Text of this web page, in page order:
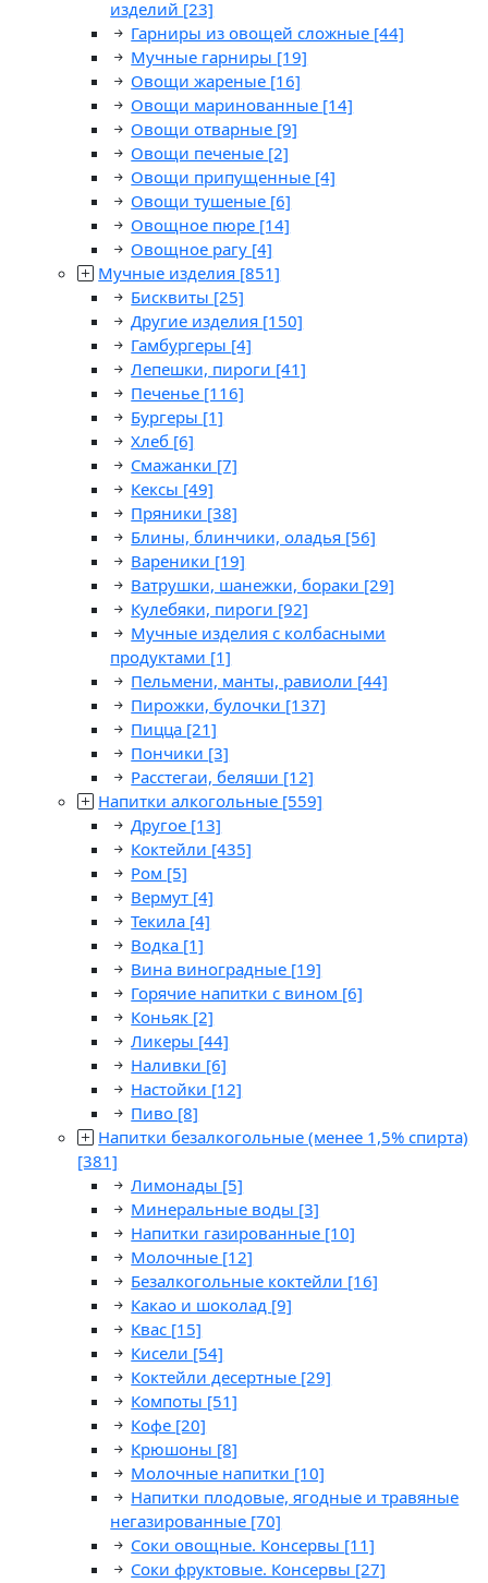
изделий [23]
Гарниры из овощей сложные [44]
Мучные гарниры [19]
Овощи жареные [16]
Овощи маринованные [14]
Овощи отварные [9]
Овощи печеные [2]
Овощи припущенные [4]
Овощи тушеные [6]
Овощное пюре [14]
Овощное рагу [4]
Мучные изделия [851]
Бисквиты [25]
Другие изделия [150]
Гамбургеры [4]
Лепешки, пироги [41]
Печенье [116]
Бургеры [1]
Хлеб [6]
Смажанки [7]
Кексы [49]
Пряники [38]
Блины, блинчики, оладья [56]
Вареники [19]
Ватрушки, шанежки, бораки [29]
Кулебяки, пироги [92]
Мучные изделия с колбасными
продуктами [1]
Пельмени, манты, равиоли [44]
Пирожки, булочки [137]
Пицца [21]
Пончики [3]
Расстегаи, беляши [12]
Напитки алкогольные [559]
Другое [13]
Коктейли [435]
Ром [5]
Вермут [4]
Текила [4]
Водка [1]
Вина виноградные [19]
Горячие напитки с вином [6]
Коньяк [2]
Ликеры [44]
Наливки [6]
Настойки [12]
Пиво [8]
Напитки безалкогольные (менее 1,5% спирта)
[381]
Лимонады [5]
Минеральные воды [3]
Напитки газированные [10]
Молочные [12]
Безалкогольные коктейли [16]
Какао и шоколад [9]
Квас [15]
Кисели [54]
Коктейли десертные [29]
Компоты [51]
Кофе [20]
Крюшоны [8]
Молочные напитки [10]
Напитки плодовые, ягодные и травяные
негазированные [70]
Соки овощные. Консервы [11]
Соки фруктовые. Консервы [27]